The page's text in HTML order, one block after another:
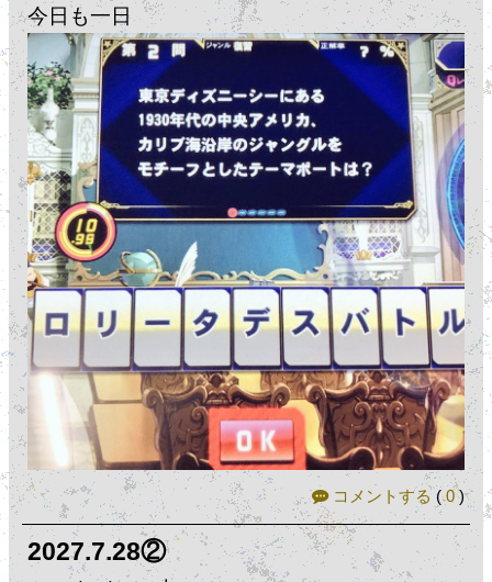
今日も一日
コメントする (0)
2027.7.28②